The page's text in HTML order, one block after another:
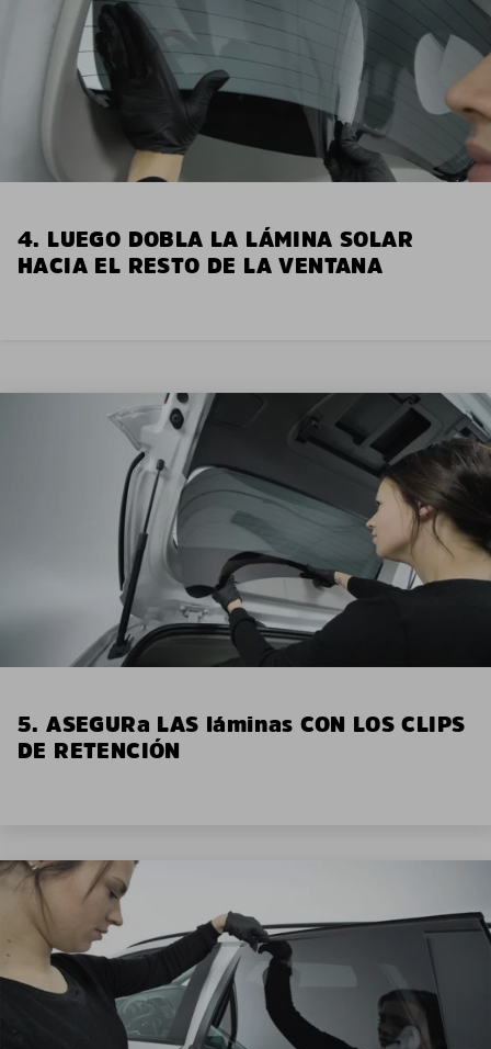
4. LUEGO DOBLA LA LÁMINA SOLAR
HACIA EL RESTO DE LA VENTANA
5. ASEGURa LAS láminas CON LOS CLIPS
DE RETENCIÓN